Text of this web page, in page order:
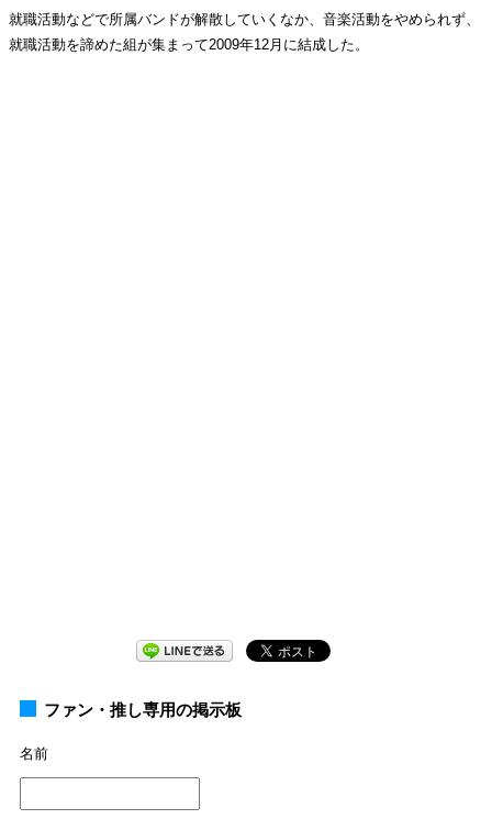
就職活動などで所属バンドが解散していくなか、音楽活動をやめられず、
就職活動を諦めた組が集まって2009年12月に結成した。
ファン・推し専用の掲示板
名前